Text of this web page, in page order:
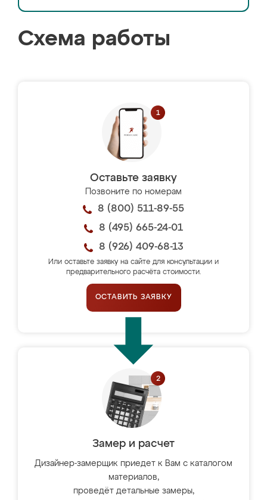
Схема работы
Оставьте заявку
Позвоните по номерам
8 (800) 511-89-55
8 (495) 665-24-01
8 (926) 409-68-13
Или оставьте заявку на сайте для консультации и
предварительного расчёта стоимости.
ОСТАВИТЬ ЗАЯВКУ
Замер и расчет
Дизайнер-замерщик приедет к Вам с каталогом
материалов,
проведёт детальные замеры,